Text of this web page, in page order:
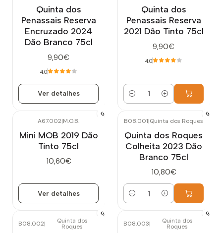
Quinta dos
Penassais Reserva
Encruzado 2024
Dão Branco 75cl
9,90€
4.0
Ver detalhes
Quinta dos
Penassais Reserva
2021 Dão Tinto 75cl
9,90€
4.0
Quantidade
A67.002|M.O.B.
Mini MOB 2019 Dão
Tinto 75cl
10,60€
Ver detalhes
B08.001|Quinta dos Roques
Quinta dos Roques
Colheita 2023 Dão
Branco 75cl
10,80€
Quantidade
B08.002| Quinta dos
Roques B08.003| Quinta dos
Roques